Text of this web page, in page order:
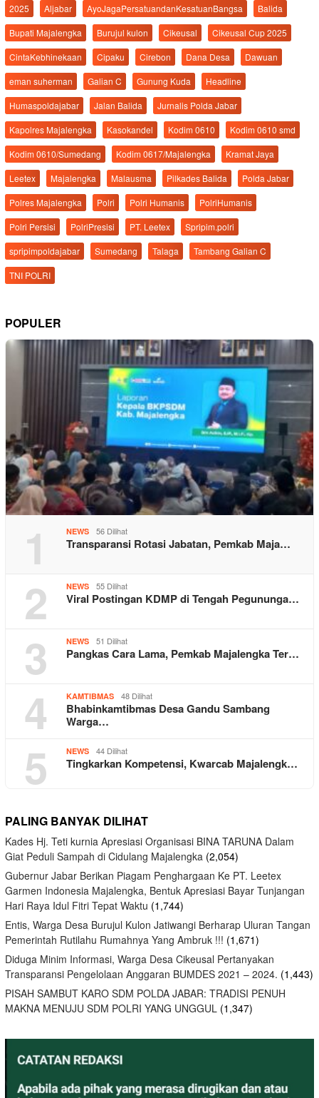
2025 Aljabar AyoJagaPersatuandanKesatuanBangsa
Balida
Bupati Majalengka
Burujul kulon Cikeusal
Cikeusal Cup 2025
CintaKebhinekaan
Cipaku Cirebon Dana Desa
Dawuan
eman suherman
Galian C Gunung Kuda
Headline
Humaspoldajabar
Jalan Balida
Jurnalis Polda Jabar
Kapolres Majalengka
Kasokandel Kodim 0610
Kodim 0610 smd
Kodim 0610/Sumedang
Kodim 0617/Majalengka
Kramat Jaya
Leetex
Majalengka Malausma Pilkades Balida
Polda Jabar
Polres Majalengka
Polri Polri Humanis
PolriHumanis
Polri Persisi
PolriPresisi PT. Leetex
Spripim.polri
spripimpoldajabar
Sumedang Talaga
Tambang Galian C
TNI POLRI
POPULER
1 NEWS 56 Dilihat
Transparansi Rotasi Jabatan, Pemkab Maja…
2 NEWS 55 Dilihat
Viral Postingan KDMP di Tengah Pegununga…
3 NEWS 51 Dilihat
Pangkas Cara Lama, Pemkab Majalengka Ter…
4 KAMTIBMAS 48 Dilihat
Bhabinkamtibmas Desa Gandu Sambang
Warga…
5 NEWS 44 Dilihat
Tingkarkan Kompetensi, Kwarcab Majalengk…
PALING BANYAK DILIHAT
Kades Hj. Teti kurnia Apresiasi Organisasi BINA TARUNA Dalam
Giat Peduli Sampah di Cidulang Majalengka (2,054)
Gubernur Jabar Berikan Piagam Penghargaan Ke PT. Leetex
Garmen Indonesia Majalengka, Bentuk Apresiasi Bayar Tunjangan
Hari Raya Idul Fitri Tepat Waktu (1,744)
Entis, Warga Desa Burujul Kulon Jatiwangi Berharap Uluran Tangan
Pemerintah Rutilahu Rumahnya Yang Ambruk !!! (1,671)
Diduga Minim Informasi, Warga Desa Cikeusal Pertanyakan
Transparansi Pengelolaan Anggaran BUMDES 2021 – 2024. (1,443)
PISAH SAMBUT KARO SDM POLDA JABAR: TRADISI PENUH
MAKNA MENUJU SDM POLRI YANG UNGGUL (1,347)